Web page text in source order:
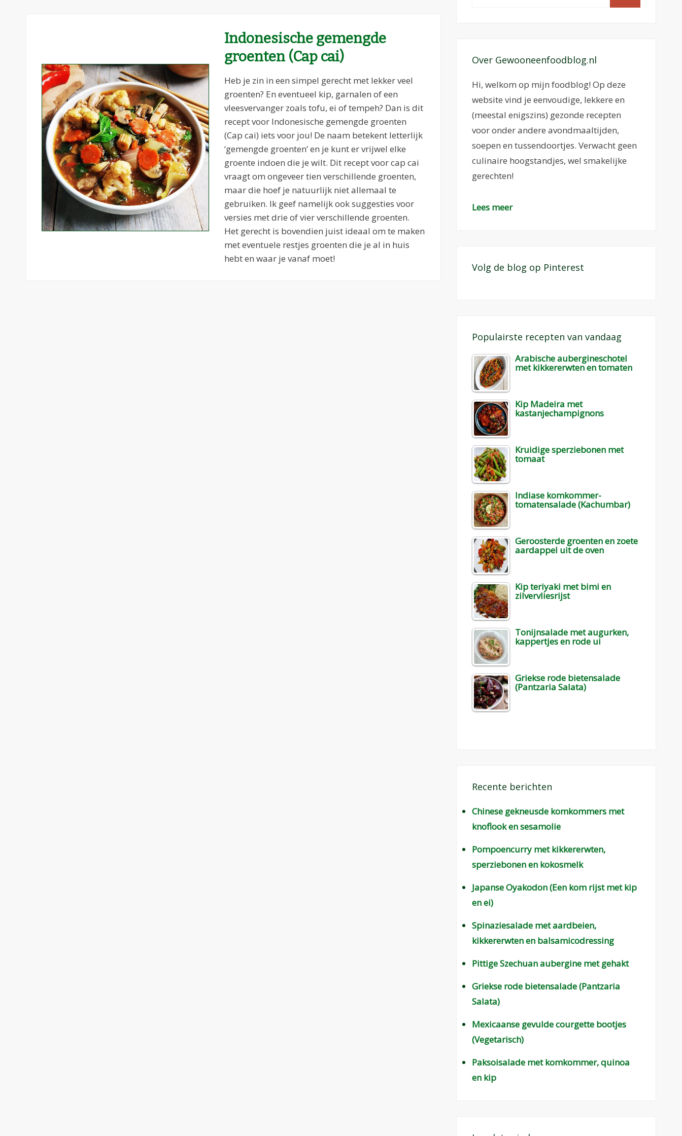
Indonesische gemengde
groenten (Cap cai)
Heb je zin in een simpel gerecht met lekker veel
groenten? En eventueel kip, garnalen of een
vleesvervanger zoals tofu, ei of tempeh? Dan is dit
recept voor Indonesische gemengde groenten
(Cap cai) iets voor jou! De naam betekent letterlijk
‘gemengde groenten’ en je kunt er vrijwel elke
groente indoen die je wilt. Dit recept voor cap cai
vraagt om ongeveer tien verschillende groenten,
maar die hoef je natuurlijk niet allemaal te
gebruiken. Ik geef namelijk ook suggesties voor
versies met drie of vier verschillende groenten.
Het gerecht is bovendien juist ideaal om te maken
met eventuele restjes groenten die je al in huis
hebt en waar je vanaf moet!
Over Gewooneenfoodblog.nl
Hi, welkom op mijn foodblog! Op deze
website vind je eenvoudige, lekkere en
(meestal enigszins) gezonde recepten
voor onder andere avondmaaltijden,
soepen en tussendoortjes. Verwacht geen
culinaire hoogstandjes, wel smakelijke
gerechten!
Lees meer
Volg de blog op Pinterest
Populairste recepten van vandaag
Arabische aubergineschotel
met kikkererwten en tomaten
Kip Madeira met
kastanjechampignons
Kruidige sperziebonen met
tomaat
Indiase komkommer-
tomatensalade (Kachumbar)
Geroosterde groenten en zoete
aardappel uit de oven
Kip teriyaki met bimi en
zilvervliesrijst
Tonijnsalade met augurken,
kappertjes en rode ui
Griekse rode bietensalade
(Pantzaria Salata)
Recente berichten
Chinese gekneusde komkommers met
knoflook en sesamolie
Pompoencurry met kikkererwten,
sperziebonen en kokosmelk
Japanse Oyakodon (Een kom rijst met kip
en ei)
Spinaziesalade met aardbeien,
kikkererwten en balsamicodressing
Pittige Szechuan aubergine met gehakt
Griekse rode bietensalade (Pantzaria
Salata)
Mexicaanse gevulde courgette bootjes
(Vegetarisch)
Paksoisalade met komkommer, quinoa
en kip